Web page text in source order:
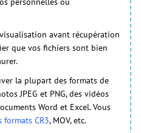
avant récupération
que vos fichiers sont bien
la plupart des formats de
JPEG et PNG, des vidéos
Word et Excel. Vous
formats CR3, MOV, etc.